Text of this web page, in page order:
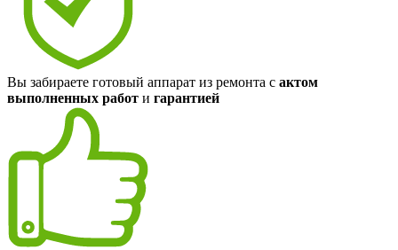
Вы забираете готовый аппарат из ремонта с актом
выполненных работ и гарантией